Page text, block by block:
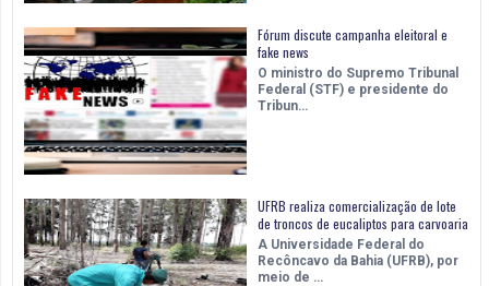
Fórum discute campanha eleitoral e
fake news
O ministro do Supremo Tribunal
Federal (STF) e presidente do
Tribun…
UFRB realiza comercialização de lote
de troncos de eucaliptos para carvoaria
A Universidade Federal do
Recôncavo da Bahia (UFRB), por
meio de …